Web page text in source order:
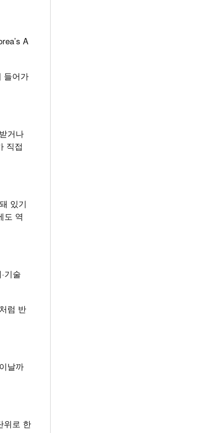
A
들어가
거나
직접
있기
도 역
기술
럼 반
날까
위로 한